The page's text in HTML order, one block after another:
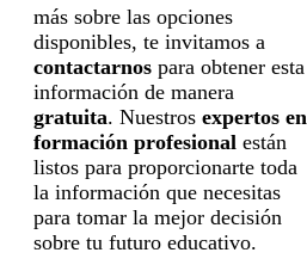
más sobre las opciones
disponibles, te invitamos a
contactarnos para obtener esta
información de manera
gratuita. Nuestros expertos en
formación profesional están
listos para proporcionarte toda
la información que necesitas
para tomar la mejor decisión
sobre tu futuro educativo.